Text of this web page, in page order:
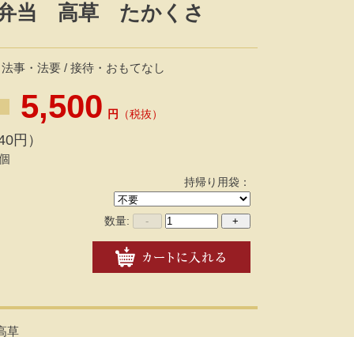
当 高草 たかくさ
事・法要 / 接待・おもてなし
5,500 円 （税抜）
円）
持帰り用袋：
数量: - +
草